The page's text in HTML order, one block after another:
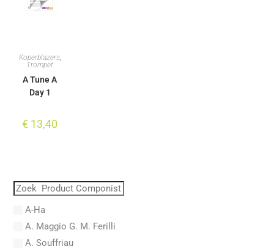
Koperblazers,
Trompet
A Tune A
Day 1
€ 13,40
A-Ha
A. Maggio G. M. Ferilli
A. Souffriau